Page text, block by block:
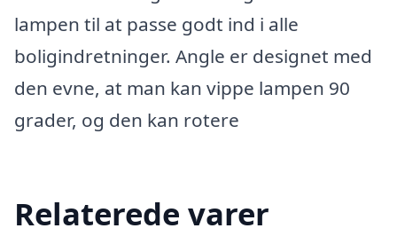
lampen til at passe godt ind i alle
boligindretninger. Angle er designet med
den evne, at man kan vippe lampen 90
grader, og den kan rotere
Relaterede varer